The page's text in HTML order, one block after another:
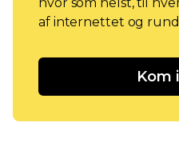
af internettet og
Kom